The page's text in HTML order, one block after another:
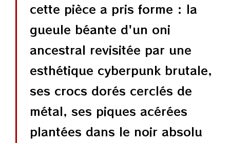
cette pièce a pris forme : la
gueule béante d'un oni
ancestral revisitée par une
esthétique cyberpunk brutale,
ses crocs dorés cerclés de
métal, ses piques acérées
plantées dans le noir absolu